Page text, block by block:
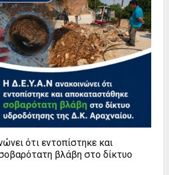
ότι εντοπίστηκε και
βλάβη στο δίκτυο